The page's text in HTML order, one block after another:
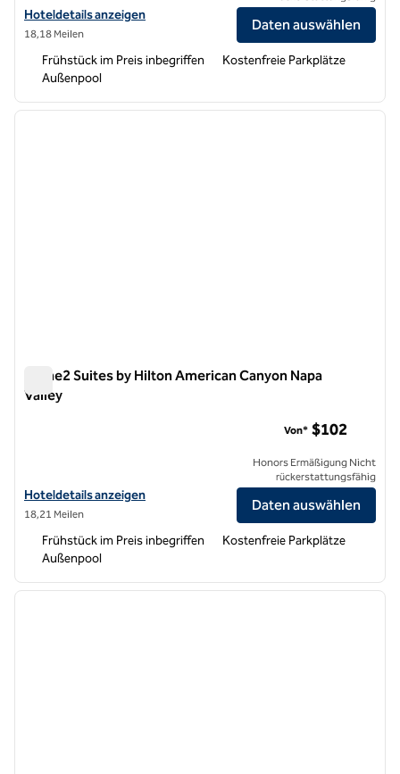
Hoteldetails zum Hampton Inn and Suites Suisun City Waterfront
Hoteldetails anzeigen
18,18 Meilen
Daten auswählen
Frühstück im Preis inbegriffen
Kostenfreie Parkplätze
Außenpool
1 von 4
Home2 Suites by Hilton American Canyon Napa
Valley
Hoteldetails für Home2 Suites by Hilton American Canyon Napa
Hoteldetails anzeigen
18,21 Meilen
Von* $102
Honors Ermäßigung Nicht
rückerstattungsfähig
Daten auswählen
Frühstück im Preis inbegriffen
Kostenfreie Parkplätze
Außenpool
1 von 12